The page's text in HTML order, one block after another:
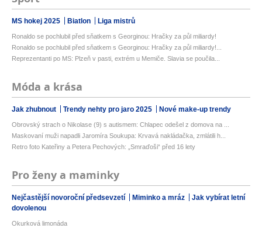
MS hokej 2025 Biatlon Liga mistrů
Ronaldo se pochlubil před sňatkem s Georginou: Hračky za půl miliardy!
Ronaldo se pochlubil před sňatkem s Georginou: Hračky za půl miliardy!...
Reprezentanti po MS: Plzeň v pasti, extrém u Memiče. Slavia se poučila...
Móda a krása
Jak zhubnout Trendy nehty pro jaro 2025 Nové make-up trendy
Obrovský strach o Nikolase (9) s autismem: Chlapec odešel z domova na ...
Maskovaní muži napadli Jaromíra Soukupa: Krvavá nakládačka, zmlátili h...
Retro foto Kateřiny a Petera Pechových: „Smraďoši“ před 16 lety
Pro ženy a maminky
Nejčastější novoroční předsevzetí Miminko a mráz
Jak vybírat letní
dovolenou
Okurková limonáda